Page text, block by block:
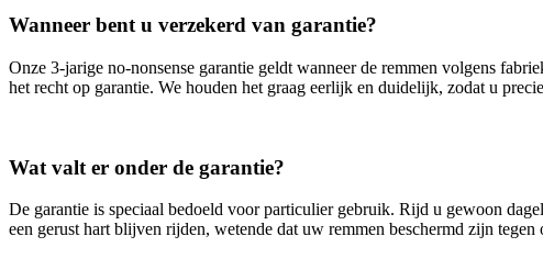
Wanneer bent u verzekerd van garantie?
Onze 3‑jarige no‑nonsense garantie geldt wanneer de remmen volgens
het recht op garantie. We houden het graag eerlijk en duidelijk, zodat u
Wat valt er onder de garantie?
De garantie is speciaal bedoeld voor particulier gebruik. Rijd u gewoon
een gerust hart blijven rijden, wetende dat uw remmen beschermd zijn tegen